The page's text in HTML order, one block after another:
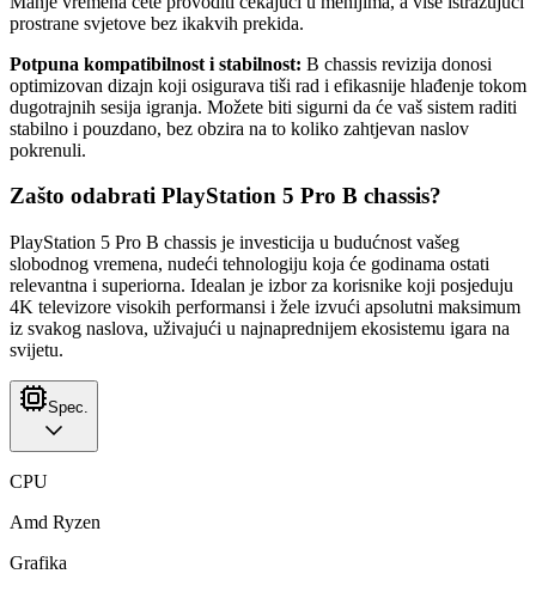
prostrane svjetove bez ikakvih prekida.
Potpuna kompatibilnost i stabilnost: B chassis revizija donosi
optimizovan dizajn koji osigurava tiši rad i efikasnije hlađenje tokom
dugotrajnih sesija igranja. Možete biti sigurni da će vaš sistem raditi
stabilno i pouzdano, bez obzira na to koliko zahtjevan naslov
pokrenuli.
Zašto odabrati PlayStation 5 Pro B chassis?
PlayStation 5 Pro B chassis je investicija u budućnost vašeg
slobodnog vremena, nudeći tehnologiju koja će godinama ostati
relevantna i superiorna. Idealan je izbor za korisnike koji posjeduju
4K televizore visokih performansi i žele izvući apsolutni maksimum
iz svakog naslova, uživajući u najnaprednijem ekosistemu igara na
svijetu.
Spec.
CPU
Amd Ryzen
Grafika